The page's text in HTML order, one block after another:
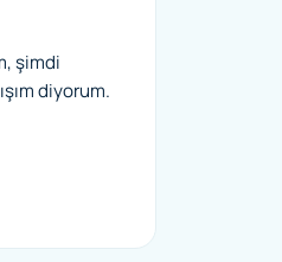
şimdi
diyorum.